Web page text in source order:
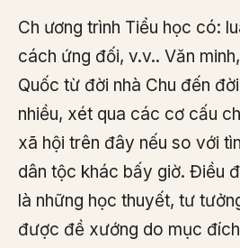
Ch ương trình Tiểu học có:
cách ứng đối, v.v.. Văn
Quốc từ đời nhà Chu đến
nhiều, xét qua các cơ cấu
xã hội trên đây nếu so với
dân tộc khác bấy giờ. Điều
là những học thuyết, tư
được đề xướng do mục